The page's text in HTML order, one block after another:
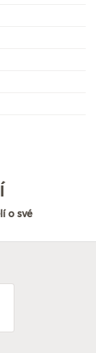
o své